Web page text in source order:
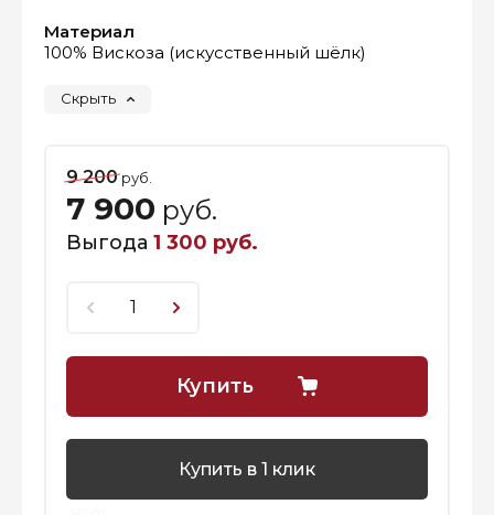
Материал
100% Вискоза (искусственный шёлк)
Скрыть
9 200руб.
7 900 руб.
Выгода 1 300 руб.
Купить
Купить в 1 клик